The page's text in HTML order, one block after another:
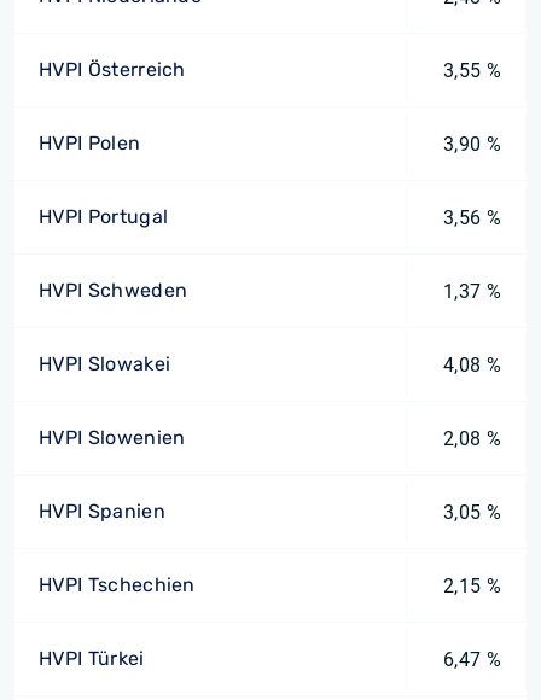
HVPI Österreich 3,55 %
HVPI Polen 3,90 %
HVPI Portugal 3,56 %
HVPI Schweden 1,37 %
HVPI Slowakei 4,08 %
HVPI Slowenien 2,08 %
HVPI Spanien 3,05 %
HVPI Tschechien 2,15 %
HVPI Türkei 6,47 %